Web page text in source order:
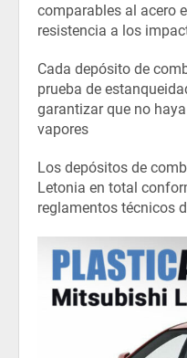
comparables al acero
resistencia a los
Cada depósito de
prueba de
garantizar que no
vapores
Los depósitos de
Letonia en total
reglamentos técnicos